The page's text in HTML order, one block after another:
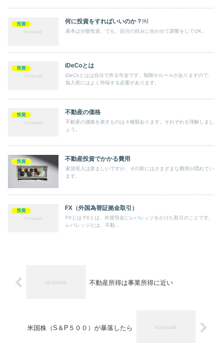
投資 何に投資をすればいいのか？￼
基本は分散投資。でも、自分の好みに合わせて調整をしてOK。
投資 iDeCoとは
iDeCoとはは自分で作る年金です。制限やルールがありますので、
加入前にはよく吟味する必要があります。
投資 不動産の価格
不動産の価格を表すものは４種類あります。それぞれを理解しまし
ょう。
投資 不動産投資でかかる費用
家賃収入は羨ましいですが、その影にはさまざまな費用が隠れてい
ます。
投資 FX（外国為替証拠金取引）
FXとは FXとは、外貨預金にレバレッジをかけた取引のことです。
レバレッジとは、不動...
不動産所得は事業所得に近い
米国株（S＆P５００）が暴落したら